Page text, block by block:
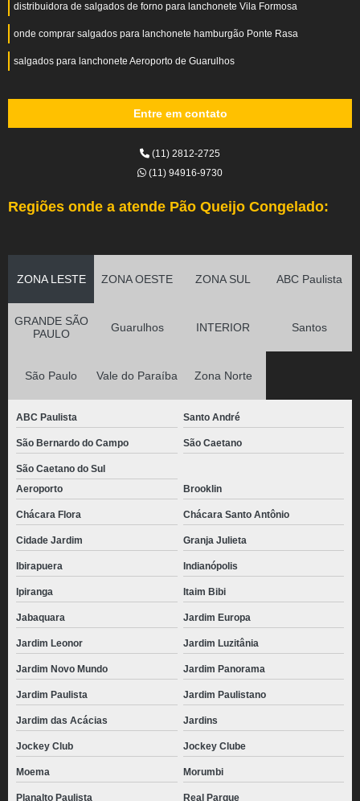
distribuidora de salgados de forno para lanchonete Vila Formosa
onde comprar salgados para lanchonete hamburgão Ponte Rasa
salgados para lanchonete Aeroporto de Guarulhos
Entre em contato
(11) 2812-2725
(11) 94916-9730
Regiões onde a atende Pão Queijo Congelado:
ZONA LESTE ZONA OESTE ZONA SUL ABC Paulista
GRANDE SÃO
PAULO
Guarulhos INTERIOR Santos
São Paulo Vale do Paraíba Zona Norte
ABC Paulista Santo André
São Bernardo do Campo São Caetano
São Caetano do Sul
Aeroporto
Brooklin
Chácara Flora Chácara Santo Antônio
Cidade Jardim Granja Julieta
Ibirapuera Indianópolis
Ipiranga Itaim Bibi
Jabaquara Jardim Europa
Jardim Leonor Jardim Luzitânia
Jardim Novo Mundo Jardim Panorama
Jardim Paulista Jardim Paulistano
Jardim das Acácias Jardins
Jockey Club Jockey Clube
Moema Morumbi
Planalto Paulista Real Parque